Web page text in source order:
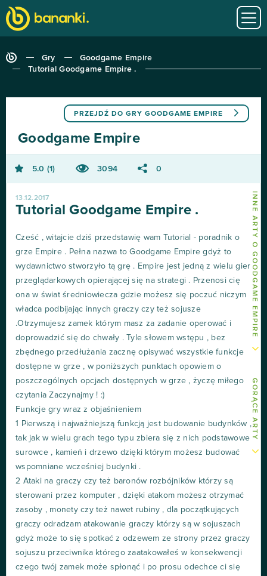
Gry
Goodgame Empire
Tutorial Goodgame Empire .
INNE ARTY O GOODGAME EMPIRE
GORĄCE ARTY
PRZEJDŹ DO GRY GOODGAME EMPIRE
Goodgame Empire
5.0 1 3094 0
13.12.2017
Tutorial Goodgame Empire .
Cześć , witajcie dziś przedstawię wam Tutorial - poradnik o
grze Empire . Pełna nazwa to Goodgame Empire gdyż to
wydawnictwo stworzyło tą grę . Empire jest jedną z wielu gier
przeglądarkowych opierającej się na strategi . Przenosi cię
ona w świat średniowiecza gdzie możesz się poczuć niczym
władca podbijając innych graczy czy też sojusze
.Otrzymujesz zamek którym masz za zadanie operować i
doprowadzić się do chwały . Tyle słowem wstępu , bez
zbędnego przedłużania zacznę opisywać wszystkie funkcje
dostępne w grze , w poniższych punktach opowiem o
poszczególnych opcjach dostępnych w grze , życzę miłego
czytania Zaczynajmy ! :)
Funkcje gry wraz z objaśnieniem
1 Pierwszą i najważniejszą funkcją jest budowanie budynków ,
tak jak w wielu grach tego typu zbiera się z nich podstawowe
surowce , kamień i drzewo dzięki którym możesz budować
wspomniane wcześniej budynki .
2 Ataki na graczy czy też baronów rozbójników którzy są
sterowani przez komputer , dzięki atakom możesz otrzymać
zasoby , monety czy też nawet rubiny , dla początkujących
graczy odradzam atakowanie graczy którzy są w sojuszach
gdyż może to się spotkać z odzewem ze strony przez graczy
sojuszu przeciwnika którego zaatakowałeś w konsekwencji
czego twój zamek może spłonąć i po prosu odechce ci się